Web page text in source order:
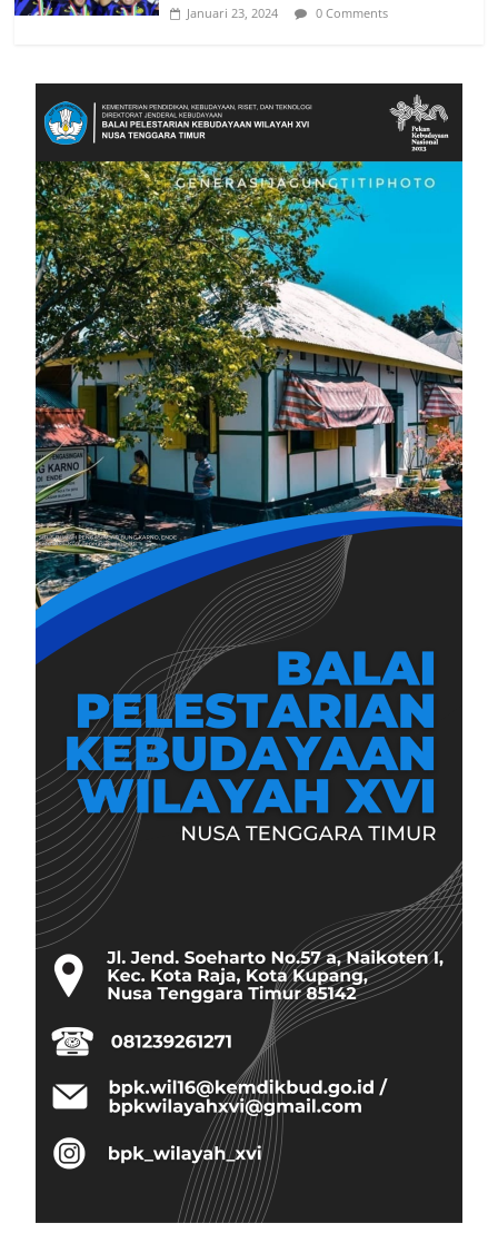
Januari 23, 2024 0 Comments